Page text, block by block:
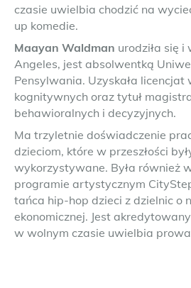
czasie uwielbia chodzić na
up komedie.
Maayan Waldman urodziła się i
Angeles, jest absolwentką
Pensylwania. Uzyskała licencjat
kognitywnych oraz tytuł
behawioralnych i decyzyjnych.
Ma trzyletnie doświadczenie
dzieciom, które w przeszłości
wykorzystywane. Była również
programie artystycznym
tańca hip-hop dzieci z dzielnic o
ekonomicznej. Jest
w wolnym czasie uwielbia